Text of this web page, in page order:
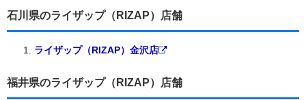
石川県のライザップ（RIZAP）店舗
ライザップ（RIZAP）金沢店
福井県のライザップ（RIZAP）店舗